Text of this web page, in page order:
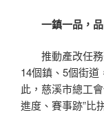
一鎮一品，
推動產改任
14個鎮、5個街
此，慈溪市總工
進度、賽事跡”比